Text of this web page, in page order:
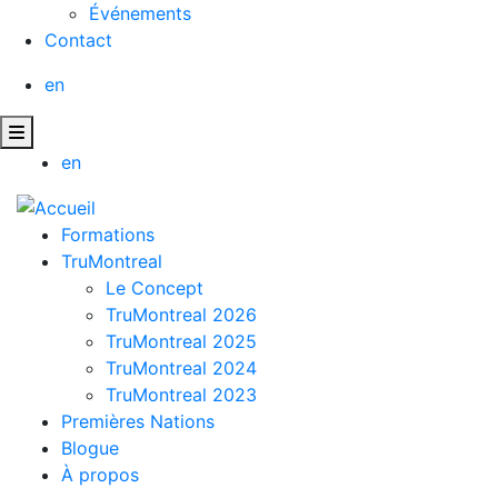
Événements
Contact
en
en
Formations
TruMontreal
Le Concept
TruMontreal 2026
TruMontreal 2025
TruMontreal 2024
TruMontreal 2023
Premières Nations
Blogue
À propos